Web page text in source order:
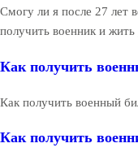
Смогу ли я после 27 лет
получить военник и
Как получить
Как получить военный
Как получить